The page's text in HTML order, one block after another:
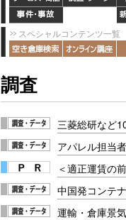
スペシャルコンテンツ一覧
調査
三菱総研など
アパレル担当
＜適正運賃の
中国発コンテ
運輸・倉庫景